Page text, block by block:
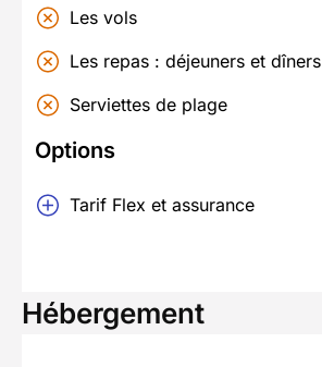
Les vols
Les repas : déjeuners et dîners
Serviettes de plage
Options
Tarif Flex et assurance
Hébergement